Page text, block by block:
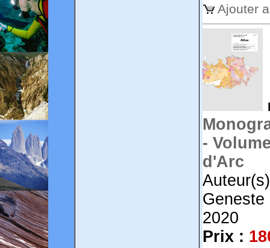
Ajouter
-
d'Arc
Geneste
2020
Prix :